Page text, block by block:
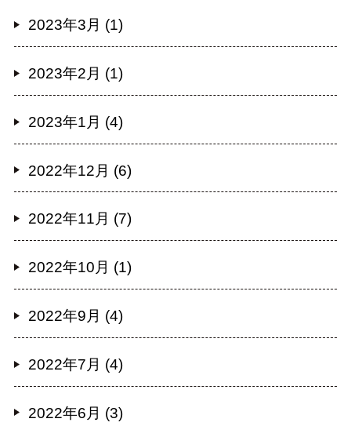
2023年3月 (1)
2023年2月 (1)
2023年1月 (4)
2022年12月 (6)
2022年11月 (7)
2022年10月 (1)
2022年9月 (4)
2022年7月 (4)
2022年6月 (3)